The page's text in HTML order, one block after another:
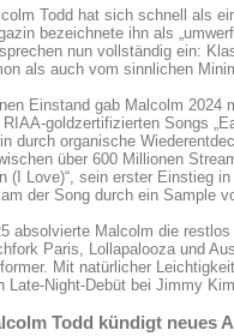
Todd hat sich schnell als
bezeichnete ihn als
nun vollständig ein:
als auch vom sinnlichen
Einstand gab Malcolm 2024
RIAA-goldzertifizierten Songs
durch organische
über 600 Millionen
(I Love)“, sein erster Einstieg
der Song durch ein Sample
absolvierte Malcolm die
Paris, Lollapalooza und
Mit natürlicher
Late-Night-Debüt bei Jimmy
Todd kündigt neues